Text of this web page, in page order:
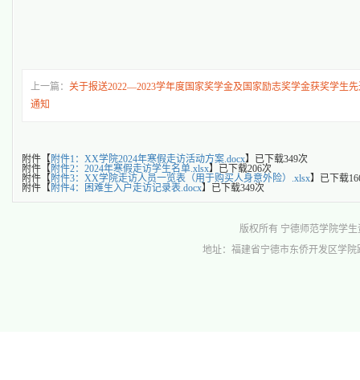
上一篇： 关于报送2022—2023学年度国家奖学金及国家励志奖学金获奖学生
通知
附件【 附件1：XX学院2024年寒假走访活动方案.docx】已下载349次
附件【 附件2：2024年寒假走访学生名单.xlsx】已下载206次
附件【 附件3：XX学院走访人员一览表（用于购买人身意外险）.xlsx】已下载
附件【 附件4：困难生入户走访记录表.docx】已下载349次
版权所有 宁德师范学院学生
地址：福建省宁德市东侨开发区学院